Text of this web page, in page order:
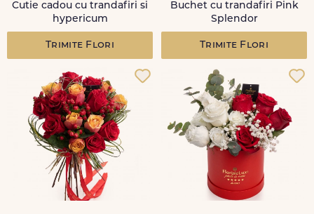
Cutie cadou cu trandafiri si
hypericum
Trimite Flori
Buchet cu trandafiri Pink
Splendor
Trimite Flori